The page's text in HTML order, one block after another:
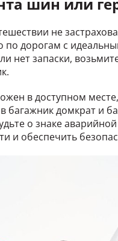
шин или
не
по дорогам с
нет запаски,
в доступном
багажник домкрат и
о знаке
и обеспечить